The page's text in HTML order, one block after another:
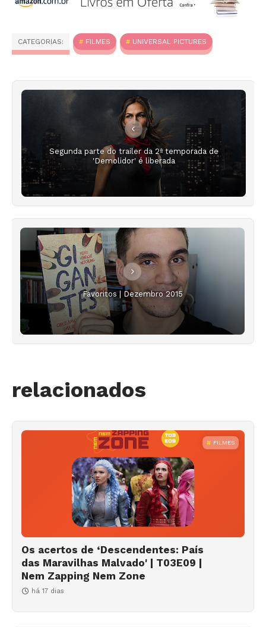
CATEGORIAS: FILMES UNIVERSAL PICTURES
Segunda parte do trailer da 2ª temporada de
'Demolidor' é liberada
Favoritos | Dezembro 2015
relacionados
FILMES
Os acertos de ‘Descendentes: País
das Maravilhas Malvado' | T03E09 |
Nem Zapping Nem Zone
há 17 dias